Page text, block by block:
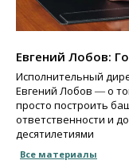
Евгений Лобов:
Исполнительный
Евгений Лобов ― о
просто построить
ответственности и
десятилетиями
Все материалы